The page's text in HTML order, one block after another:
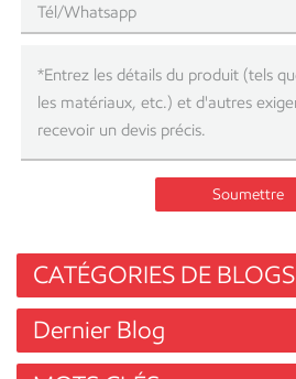
Soumettre
CATÉGORIES DE BLOGS
Dernier Blog